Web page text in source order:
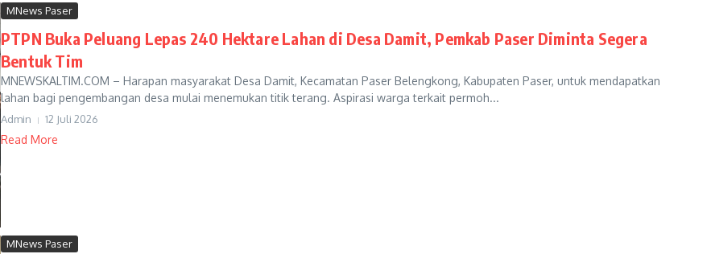
MNews Paser
PTPN Buka Peluang Lepas 240 Hektare Lahan di Desa Damit, Pemkab Paser Diminta Segera
Bentuk Tim
MNEWSKALTIM.COM – Harapan masyarakat Desa Damit, Kecamatan Paser Belengkong, Kabupaten Paser, untuk mendapatkan
lahan bagi pengembangan desa mulai menemukan titik terang. Aspirasi warga terkait permoh...
Admin 12 Juli 2026
Read More
MNews Paser